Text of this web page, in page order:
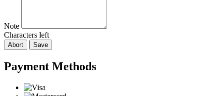
Note
Characters left
Abort Save
Payment Methods